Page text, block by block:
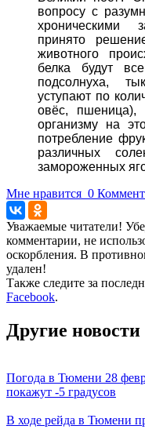
вопросу с
хроническими
принято
животного
белка будут
подсолнуха,
уступают по
овёс, пшеница),
организму на
потребление
различных
замороженных
Мне нравится 0
Уважаемые читатели!
комментарии, не
оскорбления. В
удален!
Также следите за
Facebook.
Другие новости
Погода в Тюмени 28
покажут -5 градусов
В ходе рейда в Тюмени